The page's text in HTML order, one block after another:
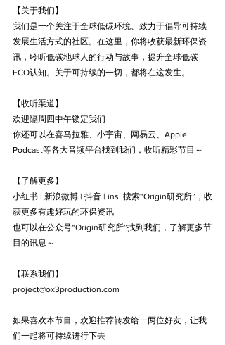
【关于我们】
我们是一个关注于全球低碳环境、致力于倡导可持续
发展生活方式的社区。在这里，你将收获最新环保资
讯，聆听低碳地球人的行动与故事，提升全球低碳
ECO认知。关于可持续的一切，都将在这发生。
【收听渠道】
欢迎隔周四中午锁定我们
你还可以在喜马拉雅、小宇宙、网易云、Apple
Podcast等各大音频平台找到我们，收听精彩节目～
【了解更多】
小红书 | 新浪微博 | 抖音 | ins  搜索“Origin研究所”，收
获更多有趣好玩的环保资讯
也可以在公众号“Origin研究所”找到我们，了解更多节
目的讯息～
【联系我们】
project@ox3production.com
如果喜欢本节目，欢迎推荐转发给一两位好友，让我
们一起将可持续进行下去